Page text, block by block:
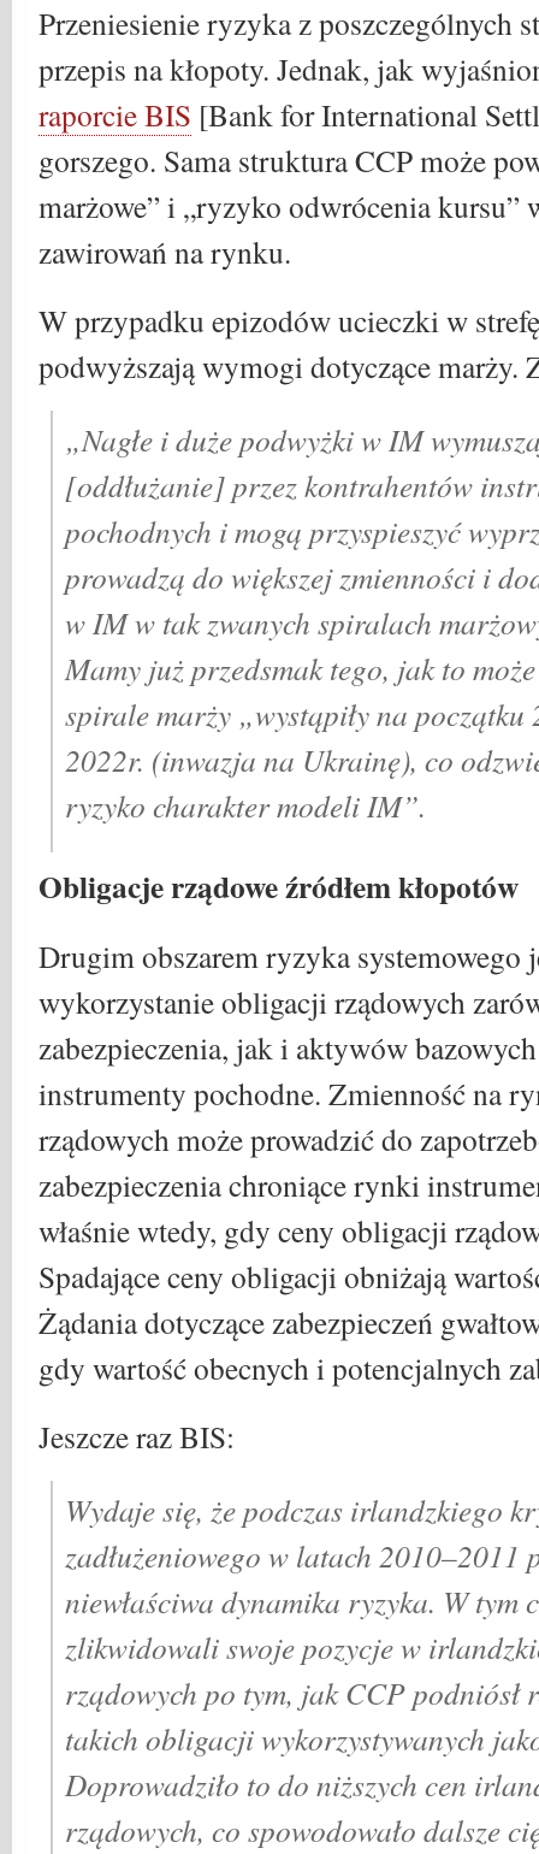
Przeniesienie ryzyka z poszczególnych
przepis na kłopoty. Jednak, jak
raporcie BIS [Bank for International
gorszego. Sama struktura CCP może
marżowe” i „ryzyko odwrócenia kursu”
zawirowań na rynku.
W przypadku epizodów ucieczki w
podwyższają wymogi dotyczące marży.
„Nagłe i duże podwyżki w IM
[oddłużanie] przez kontrahentów
pochodnych i mogą przyspieszyć
prowadzą do większej zmienności i
w IM w tak zwanych spiralach
Mamy już przedsmak tego, jak to
spirale marży „wystąpiły na
2022r. (inwazja na Ukrainę), co
ryzyko charakter modeli IM”.
Obligacje rządowe źródłem kłopotów
Drugim obszarem ryzyka systemowego
wykorzystanie obligacji rządowych
zabezpieczenia, jak i aktywów
instrumenty pochodne. Zmienność na
rządowych może prowadzić do
zabezpieczenia chroniące rynki
właśnie wtedy, gdy ceny obligacji
Spadające ceny obligacji obniżają
Żądania dotyczące zabezpieczeń
gdy wartość obecnych i potencjalnych
Jeszcze raz BIS:
Wydaje się, że podczas irlandzkiego
zadłużeniowego w latach 2010–2011
niewłaściwa dynamika ryzyka. W tym
zlikwidowali swoje pozycje w
rządowych po tym, jak CCP podniósł
takich obligacji wykorzystywanych
Doprowadziło to do niższych cen
rządowych, co spowodowało dalsze